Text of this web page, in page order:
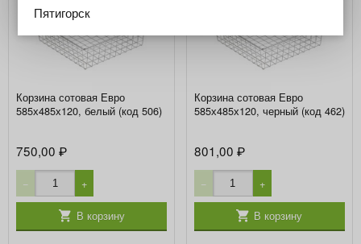
Корзина сотовая Евро
585х485х120, белый (код 506)
750,00₽
− +
В корзину
Корзина сотовая Евро
585х485х120, черный (код 462)
801,00 ₽
− +
В корзину
Пятигорск